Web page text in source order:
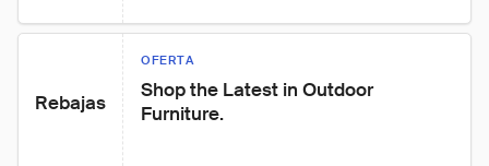
Rebajas
OFERTA
Shop the Latest in Outdoor
Furniture.